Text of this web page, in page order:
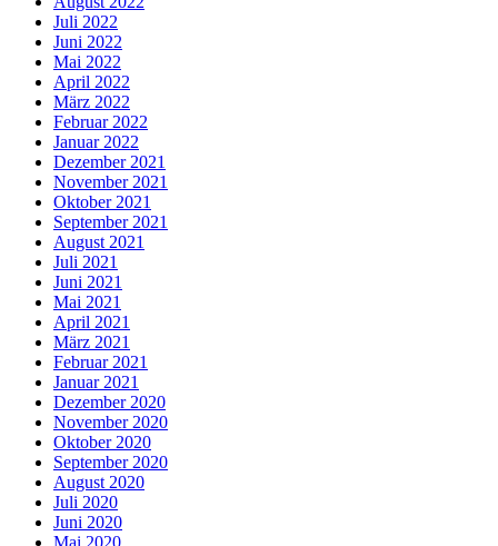
Juli 2022
Juni 2022
Mai 2022
April 2022
März 2022
Februar 2022
Januar 2022
Dezember 2021
November 2021
Oktober 2021
September 2021
August 2021
Juli 2021
Juni 2021
Mai 2021
April 2021
März 2021
Februar 2021
Januar 2021
Dezember 2020
November 2020
Oktober 2020
September 2020
August 2020
Juli 2020
Juni 2020
Mai 2020